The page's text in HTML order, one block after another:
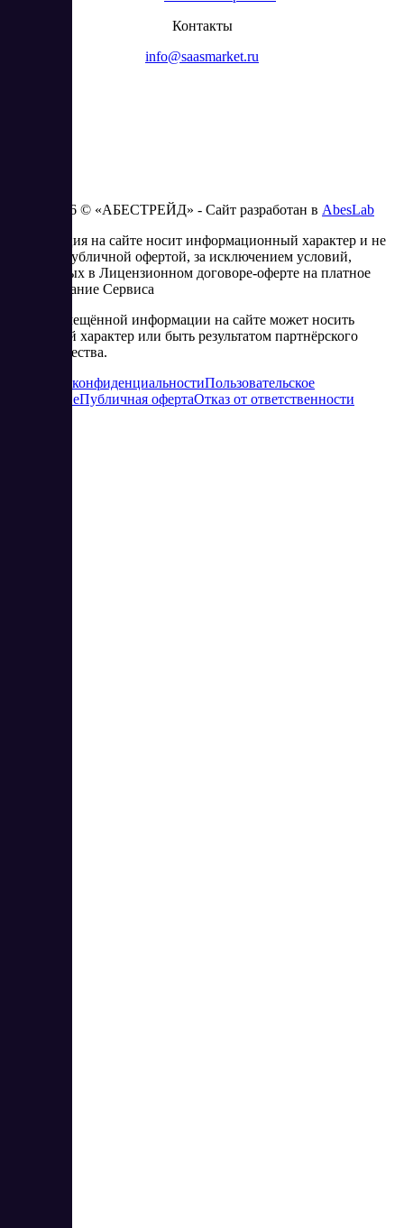
Контакты
info@saasmarket.ru
2023 - 2026 © «АБЕСТРЕЙД» - Сайт разработан в AbesLab
Информация на сайте носит информационный характер и не
является публичной офертой, за исключением условий,
изложенных в Лицензионном договоре-оферте на платное
использование Сервиса
Часть размещённой информации на сайте может носить
рекламный характер или быть результатом партнёрского
сотрудничества.
Политика конфиденциальностиПользовательское
соглашениеПубличная офертаОтказ от ответственности